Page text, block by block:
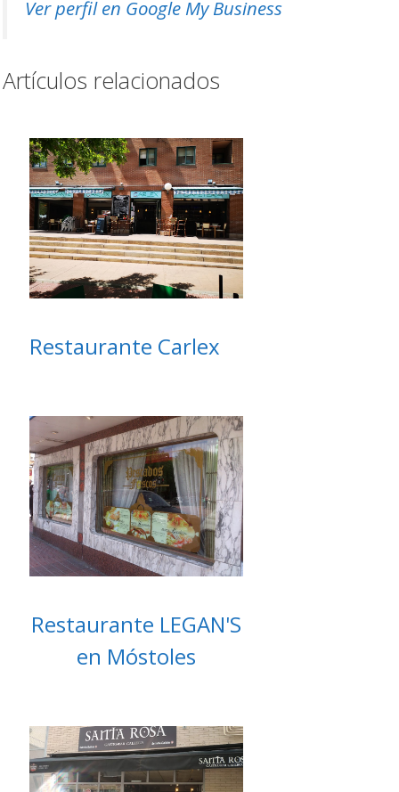
Ver perfil en Google My Business
Artículos relacionados
Restaurante Carlex
Restaurante LEGAN'S
en Móstoles